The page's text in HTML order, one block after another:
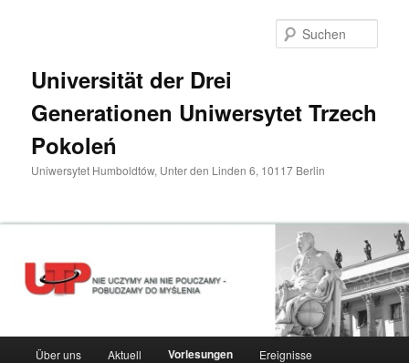
Universität der Drei
Generationen Uniwersytet Trzech
Pokoleń
Uniwersytet Humboldtów, Unter den Linden 6, 10117 Berlin
HauptmenüÜber uns Aktuell Vorlesungen Ereignisse